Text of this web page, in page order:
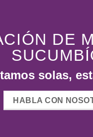
DE
solas,
HABLA CON